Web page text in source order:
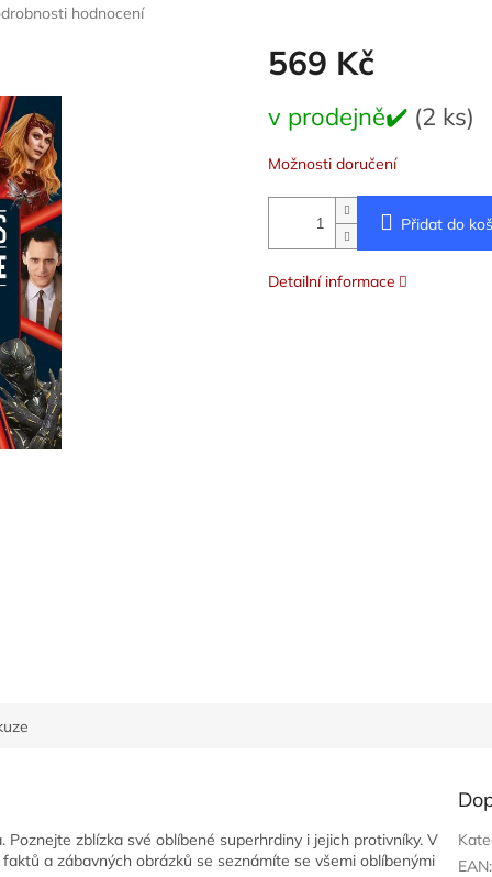
hodnocení
569 Kč
cena:
v prodejně✔️ (2 ks)
Možnosti doručení
Přidat do
Detailní informace
zblízka své oblíbené superhrdiny i jejich protivníky. V
a zábavných obrázků se seznámíte se všemi oblíbenými
EAN: